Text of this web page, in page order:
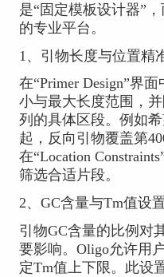
是“固定模板设计器”
的专业平台。
1、引物长度与位置精
在“Primer Design”界
小与最大长度范围，
列的具体区段。例如
起，反向引物覆盖第
在“Location
筛选合适片段。
2、GC含量与Tm值设
引物GC含量的比例对
要影响。Oligo允许用
定Tm值上下限。此设